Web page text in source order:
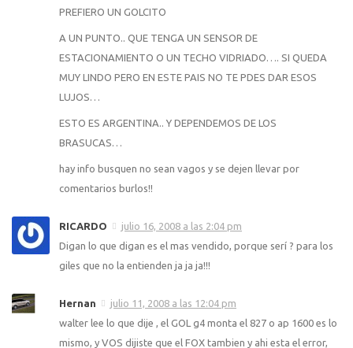
PREFIERO UN GOLCITO
A UN PUNTO.. QUE TENGA UN SENSOR DE
ESTACIONAMIENTO O UN TECHO VIDRIADO…. SI QUEDA
MUY LINDO PERO EN ESTE PAIS NO TE PDES DAR ESOS
LUJOS…
ESTO ES ARGENTINA.. Y DEPENDEMOS DE LOS
BRASUCAS…
hay info busquen no sean vagos y se dejen llevar por
comentarios burlos!!
RICARDO
julio 16, 2008 a las 2:04 pm
Digan lo que digan es el mas vendido, porque serí ? para los
giles que no la entienden ja ja ja!!!
Hernan
julio 11, 2008 a las 12:04 pm
walter lee lo que dije , el GOL g4 monta el 827 o ap 1600 es lo
mismo, y VOS dijiste que el FOX tambien y ahi esta el error,